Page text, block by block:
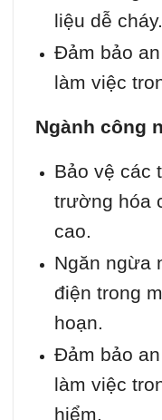
liệu dễ cháy.
Đảm bảo
làm việc
Ngành công
Bảo vệ các
trường hóa
cao.
Ngăn ngừa
điện trong
hoạn.
Đảm bảo
làm việc
hiểm.